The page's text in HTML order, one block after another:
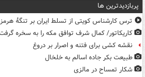
پربازدیدترین ها
ترس کارشناس کویتی از تسلط ایران بر تنگۀ هرمز
کاریکاتور/ کمال شرف توافق مکه را به سخره
نقشه کشی برای فتنه و اصرار بر دروغ
طبیعت بکر جاده اسالم به خلخال
شکار تمساح در مالزی